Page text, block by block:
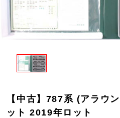
【中古】787系 (アラウ
ット 2019年ロット